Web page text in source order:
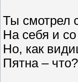
Ты смотрел
На себя и
Но, как
Пятна –